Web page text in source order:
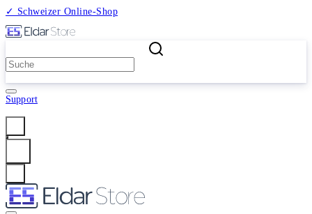
✓ Schweizer Online-Shop
Support